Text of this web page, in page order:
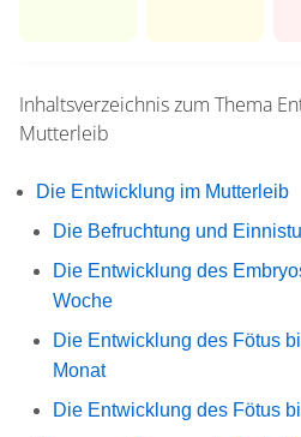
Inhaltsverzeichnis zum Thema
Mutterleib
Die Entwicklung im Mutterleib
Die Befruchtung und
Die Entwicklung des
Woche
Die Entwicklung des Fötus
Monat
Die Entwicklung des Fötus